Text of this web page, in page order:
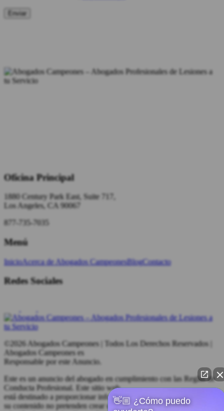
Oficina Principal
1880 Century Park East, Suite 717,
Los Angeles, CA 90067
877-735-7035
Menú
InicioAcerca de Abogados CampeonesBlogContacto
Redes Sociales
©2026 Abogados Campeones | Todos Los Derechos Reservados |
Abogados Campeones es
Responsable por este Anuncio.
Este es un anuncio del abogado en cumplimiento con las Reglas de
Conducta Profesional. Este sitio web
está destinado a proporcionar información general. Este sitio web y
su contenido no pretenden crear una👋🏼 ¿Cómo puedo